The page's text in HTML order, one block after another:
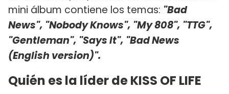
mini álbum contiene los temas: "Bad
News", "Nobody Knows", "My 808", "TTG",
"Gentleman", "Says It", "Bad News
(English version)".
Quién es la líder de KISS OF LIFE